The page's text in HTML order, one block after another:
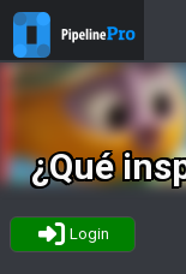
Login
¿Qué